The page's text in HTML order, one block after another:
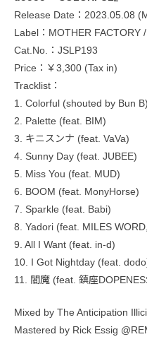
Release Date：2023.05.08
Label：MOTHER FACTORY
Cat.No.：JSLP193
Price：￥3,300 (Tax in)
Tracklist：
1. Colorful (shouted by Bun B)
2. Palette (feat. BIM)
3. キニスンナ (feat. VaVa)
4. Sunny Day (feat. JUBEE)
5. Miss You (feat. MUD)
6. BOOM (feat. MonyHorse)
7. Sparkle (feat. Babi)
8. Yadori (feat. MILES
9. All I Want (feat. in-d)
10. I Got Nightday (feat.
11. 閻魔 (feat. 鎮座
Mixed by The Anticipation
Mastered by Rick Essig